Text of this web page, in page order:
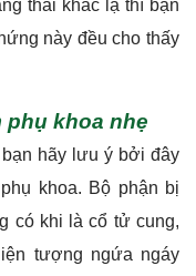
thái khác lạ thì bạn
này đều cho thấy
phụ khoa nhẹ
hãy lưu ý bởi đây
khoa. Bộ phận bị
có khi là cổ tử cung,
tượng ngứa ngáy